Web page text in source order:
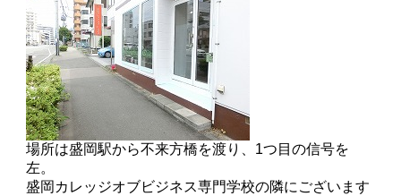
場所は盛岡駅から不来方橋を渡り、1つ目の信号を
左。
盛岡カレッジオブビジネス専門学校の隣にございます